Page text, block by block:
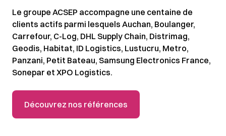
Le groupe ACSEP accompagne une centaine de
clients actifs parmi lesquels Auchan, Boulanger,
Carrefour, C-Log, DHL Supply Chain, Distrimag,
Geodis, Habitat, ID Logistics, Lustucru, Metro,
Panzani, Petit Bateau, Samsung Electronics France,
Sonepar et XPO Logistics.
Découvrez nos références